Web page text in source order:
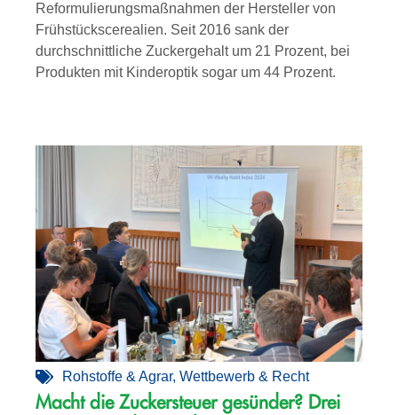
Reformulierungsmaßnahmen der Hersteller von
Frühstückscerealien. Seit 2016 sank der
durchschnittliche Zuckergehalt um 21 Prozent, bei
Produkten mit Kinderoptik sogar um 44 Prozent.
Rohstoffe & Agrar, Wettbewerb & Recht
Macht die Zuckersteuer gesünder? Drei